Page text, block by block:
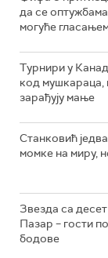
да се
могуће
Турнири у
код мушкараца,
зарађују мање
Станковић
момке на миру,
Звезда са
Пазар – гости
бодове